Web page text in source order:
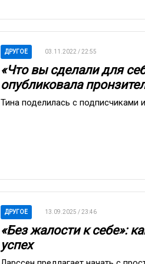
ДРУГОЕ 03.11.2022 / 22:55
«Что вы сделали для
опубликовала
Тина поделилась с подписчиками
ДРУГОЕ 13.09.2025 / 23:46
«Без жалости к себе»:
успех